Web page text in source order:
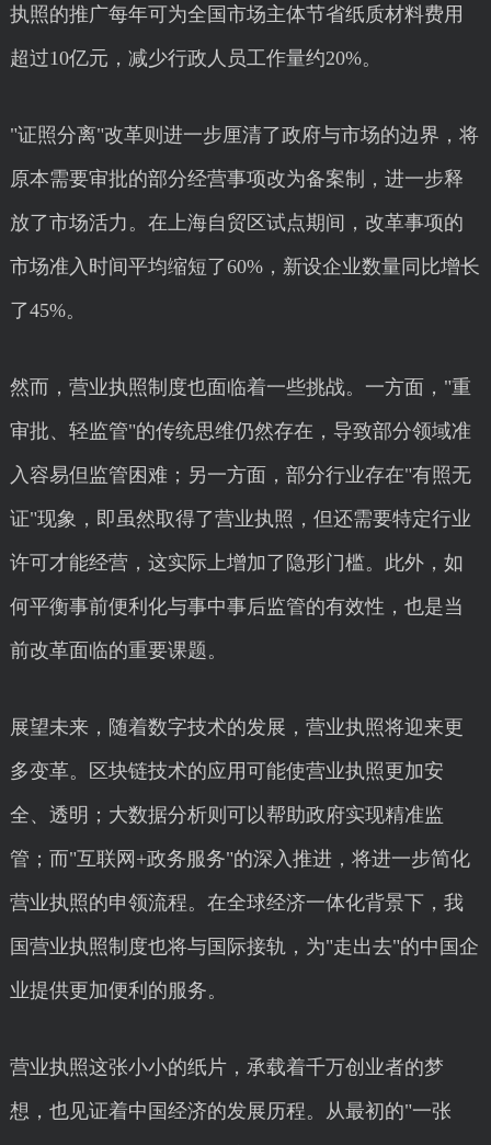
执照的推广每年可为全国市场主体节省纸质材料费用
超过10亿元，减少行政人员工作量约20%。
"证照分离"改革则进一步厘清了政府与市场的边界，将
原本需要审批的部分经营事项改为备案制，进一步释
放了市场活力。在上海自贸区试点期间，改革事项的
市场准入时间平均缩短了60%，新设企业数量同比增长
了45%。
然而，营业执照制度也面临着一些挑战。一方面，"重
审批、轻监管"的传统思维仍然存在，导致部分领域准
入容易但监管困难；另一方面，部分行业存在"有照无
证"现象，即虽然取得了营业执照，但还需要特定行业
许可才能经营，这实际上增加了隐形门槛。此外，如
何平衡事前便利化与事中事后监管的有效性，也是当
前改革面临的重要课题。
展望未来，随着数字技术的发展，营业执照将迎来更
多变革。区块链技术的应用可能使营业执照更加安
全、透明；大数据分析则可以帮助政府实现精准监
管；而"互联网+政务服务"的深入推进，将进一步简化
营业执照的申领流程。在全球经济一体化背景下，我
国营业执照制度也将与国际接轨，为"走出去"的中国企
业提供更加便利的服务。
营业执照这张小小的纸片，承载着千万创业者的梦
想，也见证着中国经济的发展历程。从最初的"一张